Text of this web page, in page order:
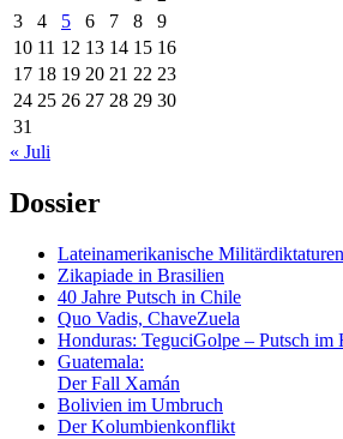
3
4 5 6 7 8
9
10 11 12 13 14 15 16
17 18 19 20 21 22 23
24 25 26 27 28 29 30
31
« Juli
Dossier
Lateinamerikanische
Zikapiade in Brasilien
40 Jahre Putsch in Chile
Quo Vadis, ChaveZuela
Honduras: TeguciGolpe – Putsch im
Guatemala:
Der Fall Xamán
Bolivien im Umbruch
Der Kolumbienkonflikt